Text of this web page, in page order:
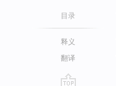
目录
释义
翻译